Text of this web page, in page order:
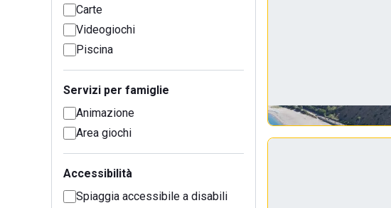
Carte
Videogiochi
Piscina
Servizi per famiglie
Animazione
Area giochi
Accessibilità
Spiaggia accessibile a disabili